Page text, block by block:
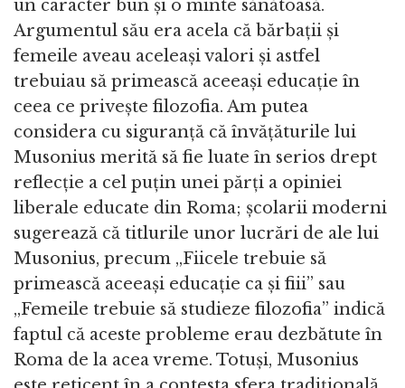
un caracter bun și o minte sănătoasă.
Argumentul său era acela că bărbații și
femeile aveau aceleași valori și astfel
trebuiau să primească aceeași educație în
ceea ce privește filozofia. Am putea
considera cu siguranță că învățăturile lui
Musonius merită să fie luate în serios drept
reflecție a cel puțin unei părți a opiniei
liberale educate din Roma; școlarii moderni
sugerează că titlurile unor lucrări de ale lui
Musonius, precum „Fiicele trebuie să
primească aceeași educație ca și fiii” sau
„Femeile trebuie să studieze filozofia” indică
faptul că aceste probleme erau dezbătute în
Roma de la acea vreme. Totuși, Musonius